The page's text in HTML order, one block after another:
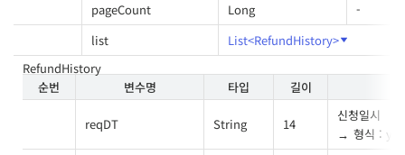
pageCount
Long
-
list
List<RefundHistory>
RefundHistory
순번
변수명 타입 길이
reqDT String 14
신청일시
형식 :